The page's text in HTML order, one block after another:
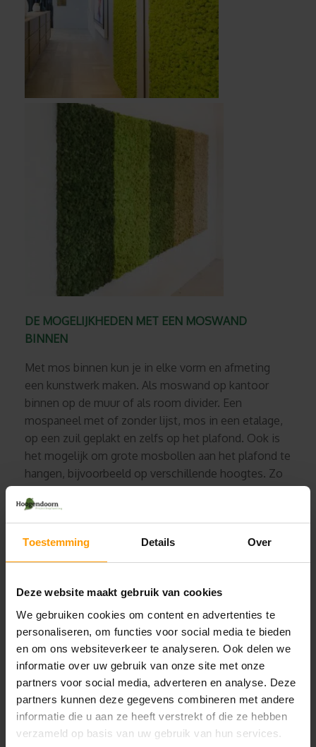
Toestemming Details Over
Deze website maakt gebruik van cookies
We gebruiken cookies om content en advertenties te
personaliseren, om functies voor social media te bieden
en om ons websiteverkeer te analyseren. Ook delen we
informatie over uw gebruik van onze site met onze
partners voor social media, adverteren en analyse. Deze
partners kunnen deze gegevens combineren met andere
informatie die u aan ze heeft verstrekt of die ze hebben
verzameld op basis van uw gebruik van hun services.
DE MOGELIJKHEDEN MET EEN MOSWAND
BINNEN
Met mos binnen kun je in elke vorm en afmeting
een kunstwerk maken. Als moswand op kantoor
binnen op de muur of als room divider. Een
mospaneel met of zonder lijst, mos in een etalage,
op een zuil geplakt en zelfs op het plafond. Ook is
het mogelijk om grote mosbollen aan het plafond te
hangen, bijvoorbeeld op verschillende hoogtes. Zo
Een creatieve moswand creëer je door verschillende
soorten en kleuren door elkaar te gebruiken! Of ga
SOORTEN MOS VOOR EEN MOSWAND
Platmos
Platmos komt overal voor in Europa, ook in
Nederland. Het is een prachtige mossoort om te
gebruiken voor moswanden of mosschilderijen. Het
combineert heel goed met bolmos en heeft een
natuurlijk uitstraling.
Bolmos